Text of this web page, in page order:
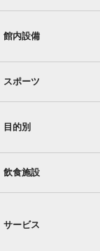
館内設備
スポーツ
目的別
飲食施設
サービス